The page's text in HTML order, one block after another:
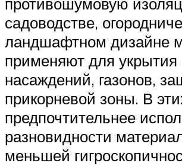
противошумовую
садоводстве,
ландшафтном дизайне
применяют для укрытия
насаждений, газонов,
прикорневой зоны. В
предпочтительнее
разновидности
меньшей